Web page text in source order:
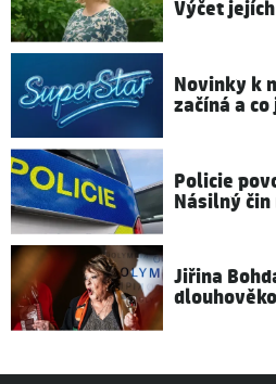
Výčet
Novinky k
začíná a
Policie
Násilný
Jiřina